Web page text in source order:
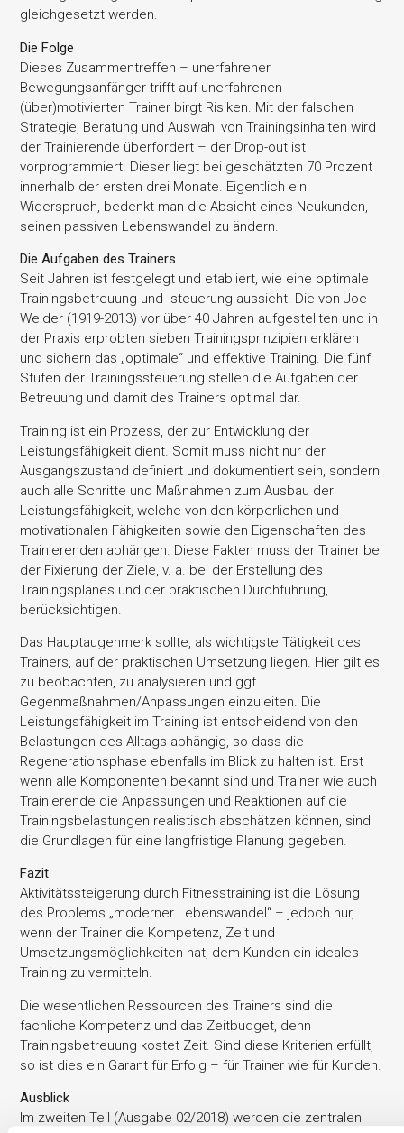
gleichgesetzt werden.
Die Folge
Dieses Zusammentreffen – unerfahrener
Bewegungsanfänger trifft auf unerfahrenen
(über)motivierten Trainer birgt Risiken. Mit der falschen
Strategie, Beratung und Auswahl von Trainingsinhalten wird
der Trainierende überfordert – der Drop-out ist
vorprogrammiert. Dieser liegt bei geschätzten 70 Prozent
innerhalb der ersten drei Monate. Eigentlich ein
Widerspruch, bedenkt man die Absicht eines Neukunden,
seinen passiven Lebenswandel zu ändern.
Die Aufgaben des Trainers
Seit Jahren ist festgelegt und etabliert, wie eine optimale
Trainingsbetreuung und -steuerung aussieht. Die von Joe
Weider (1919-2013) vor über 40 Jahren aufgestellten und in
der Praxis erprobten sieben Trainingsprinzipien erklären
und sichern das „optimale“ und effektive Training. Die fünf
Stufen der Trainingssteuerung stellen die Aufgaben der
Betreuung und damit des Trainers optimal dar.
Training ist ein Prozess, der zur Entwicklung der
Leistungsfähigkeit dient. Somit muss nicht nur der
Ausgangszustand definiert und dokumentiert sein, sondern
auch alle Schritte und Maßnahmen zum Ausbau der
Leistungsfähigkeit, welche von den körperlichen und
motivationalen Fähigkeiten sowie den Eigenschaften des
Trainierenden abhängen. Diese Fakten muss der Trainer bei
der Fixierung der Ziele, v. a. bei der Erstellung des
Trainingsplanes und der praktischen Durchführung,
berücksichtigen.
Das Hauptaugenmerk sollte, als wichtigste Tätigkeit des
Trainers, auf der praktischen Umsetzung liegen. Hier gilt es
zu beobachten, zu analysieren und ggf.
Gegenmaßnahmen/Anpassungen einzuleiten. Die
Leistungsfähigkeit im Training ist entscheidend von den
Belastungen des Alltags abhängig, so dass die
Regenerationsphase ebenfalls im Blick zu halten ist. Erst
wenn alle Komponenten bekannt sind und Trainer wie auch
Trainierende die Anpassungen und Reaktionen auf die
Trainingsbelastungen realistisch abschätzen können, sind
die Grundlagen für eine langfristige Planung gegeben.
Fazit
Aktivitätssteigerung durch Fitnesstraining ist die Lösung
des Problems „moderner Lebenswandel“ – jedoch nur,
wenn der Trainer die Kompetenz, Zeit und
Umsetzungsmöglichkeiten hat, dem Kunden ein ideales
Training zu vermitteln.
Die wesentlichen Ressourcen des Trainers sind die
fachliche Kompetenz und das Zeitbudget, denn
Trainingsbetreuung kostet Zeit. Sind diese Kriterien erfüllt,
so ist dies ein Garant für Erfolg – für Trainer wie für Kunden.
Ausblick
Im zweiten Teil (Ausgabe 02/2018) werden die zentralen